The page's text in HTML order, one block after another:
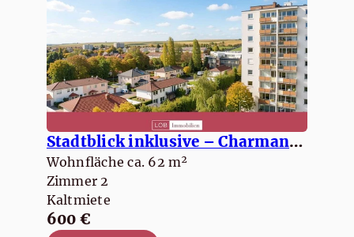
Stadtblick inklusive – Charmante 2-ZKB mit Einbauküche & Balkon
Wohnfläche ca. 62 m²
Zimmer 2
Kaltmiete
600 €